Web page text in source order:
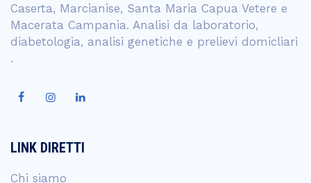
Caserta, Marcianise, Santa Maria Capua Vetere e
Macerata Campania. Analisi da laboratorio,
diabetologia, analisi genetiche e prelievi domicliari
.
LINK DIRETTI
Chi siamo